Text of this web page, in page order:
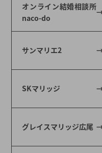
オンライン結婚相談所
naco-do
サンマリエ2
SKマリッジ
グレイスマリッジ広尾